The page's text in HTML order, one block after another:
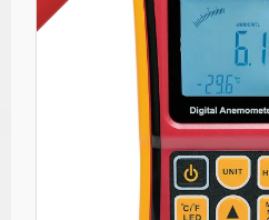
CONTACT